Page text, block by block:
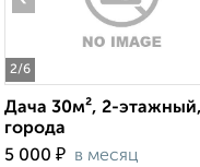
2/6
Дача 30м², 2-
города
5 000 ₽ в месяц